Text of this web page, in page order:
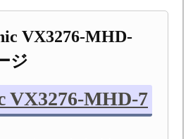
VX3276-MHD-
ジ
VX3276-MHD-7